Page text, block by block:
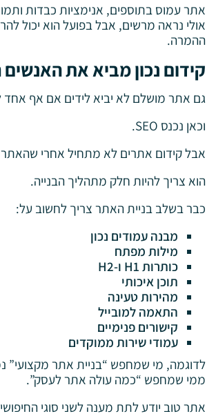
אתר עמוס בתוספים, אנימציות כבדות
אולי נראה מרשים, אבל בפועל הוא יכול
ההמרה.
קידום נכון מביא את האנשים
גם אתר מושלם לא יביא לידים אם אף אחד
וכאן נכנס SEO.
אבל קידום אתרים לא מתחיל אחרי שהאתר
הוא צריך להיות חלק מתהליך הבנייה.
כבר בשלב בניית האתר צריך לחשוב על:
מבנה עמודים נכון
מילות מפתח
כותרות H1 ו-H2
תוכן איכותי
מהירות טעינה
התאמה למובייל
קישורים פנימיים
עמודי שירות ממוקדים
לדוגמה, מי שמחפש “בניית אתר מקצועי”
ממי שמחפש “כמה עולה אתר לעסק”.
אתר טוב יודע לתת מענה לשני סוגי